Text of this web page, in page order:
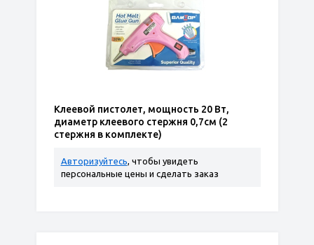
Клеевой пистолет, мощность 20 Вт,
диаметр клеевого стержня 0,7см (2
стержня в комплекте)
Авторизуйтесь, чтобы увидеть
персональные цены и сделать заказ